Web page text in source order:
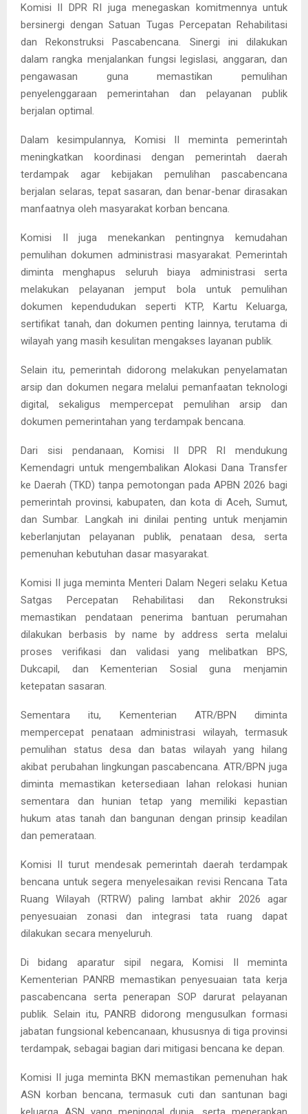
Komisi II DPR RI juga menegaskan komitmennya untuk
bersinergi dengan Satuan Tugas Percepatan Rehabilitasi
dan Rekonstruksi Pascabencana. Sinergi ini dilakukan
dalam rangka menjalankan fungsi legislasi, anggaran, dan
pengawasan guna memastikan pemulihan
penyelenggaraan pemerintahan dan pelayanan publik
berjalan optimal.
Dalam kesimpulannya, Komisi II meminta pemerintah
meningkatkan koordinasi dengan pemerintah daerah
terdampak agar kebijakan pemulihan pascabencana
berjalan selaras, tepat sasaran, dan benar-benar dirasakan
manfaatnya oleh masyarakat korban bencana.
Komisi II juga menekankan pentingnya kemudahan
pemulihan dokumen administrasi masyarakat. Pemerintah
diminta menghapus seluruh biaya administrasi serta
melakukan pelayanan jemput bola untuk pemulihan
dokumen kependudukan seperti KTP, Kartu Keluarga,
sertifikat tanah, dan dokumen penting lainnya, terutama di
wilayah yang masih kesulitan mengakses layanan publik.
Selain itu, pemerintah didorong melakukan penyelamatan
arsip dan dokumen negara melalui pemanfaatan teknologi
digital, sekaligus mempercepat pemulihan arsip dan
dokumen pemerintahan yang terdampak bencana.
Dari sisi pendanaan, Komisi II DPR RI mendukung
Kemendagri untuk mengembalikan Alokasi Dana Transfer
ke Daerah (TKD) tanpa pemotongan pada APBN 2026 bagi
pemerintah provinsi, kabupaten, dan kota di Aceh, Sumut,
dan Sumbar. Langkah ini dinilai penting untuk menjamin
keberlanjutan pelayanan publik, penataan desa, serta
pemenuhan kebutuhan dasar masyarakat.
Komisi II juga meminta Menteri Dalam Negeri selaku Ketua
Satgas Percepatan Rehabilitasi dan Rekonstruksi
memastikan pendataan penerima bantuan perumahan
dilakukan berbasis by name by address serta melalui
proses verifikasi dan validasi yang melibatkan BPS,
Dukcapil, dan Kementerian Sosial guna menjamin
ketepatan sasaran.
Sementara itu, Kementerian ATR/BPN diminta
mempercepat penataan administrasi wilayah, termasuk
pemulihan status desa dan batas wilayah yang hilang
akibat perubahan lingkungan pascabencana. ATR/BPN juga
diminta memastikan ketersediaan lahan relokasi hunian
sementara dan hunian tetap yang memiliki kepastian
hukum atas tanah dan bangunan dengan prinsip keadilan
dan pemerataan.
Komisi II turut mendesak pemerintah daerah terdampak
bencana untuk segera menyelesaikan revisi Rencana Tata
Ruang Wilayah (RTRW) paling lambat akhir 2026 agar
penyesuaian zonasi dan integrasi tata ruang dapat
dilakukan secara menyeluruh.
Di bidang aparatur sipil negara, Komisi II meminta
Kementerian PANRB memastikan penyesuaian tata kerja
pascabencana serta penerapan SOP darurat pelayanan
publik. Selain itu, PANRB didorong mengusulkan formasi
jabatan fungsional kebencanaan, khususnya di tiga provinsi
terdampak, sebagai bagian dari mitigasi bencana ke depan.
Komisi II juga meminta BKN memastikan pemenuhan hak
ASN korban bencana, termasuk cuti dan santunan bagi